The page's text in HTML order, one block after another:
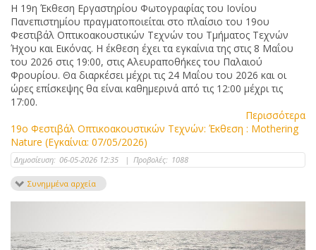
Η 19η Έκθεση Εργαστηρίου Φωτογραφίας του Ιονίου
Πανεπιστηµίου πραγματοποιείται στο πλαίσιο του 19ου
Φεστιβάλ Οπτικοακουστικών Τεχνών του Τµήµατος Τεχνών
Ήχου και Εικόνας. Η έκθεση έχει τα εγκαίνια της στις 8 Μαΐου
του 2026 στις 19:00, στις Αλευραποθήκες του Παλαιού
Φρουρίου. Θα διαρκέσει µέχρι τις 24 Μαΐου του 2026 και οι
ώρες επίσκεψης θα είναι καθημερινά από τις 12:00 µέχρι τις
17:00.
Περισσότερα
19ο Φεστιβάλ Οπτικοακουστικών Τεχνών: Έκθεση : Mothering
Nature (Εγκαίνια: 07/05/2026)
Δημοσίευση: 06-05-2026 12:35 | Προβολές: 1088
Συνημμένα αρχεία